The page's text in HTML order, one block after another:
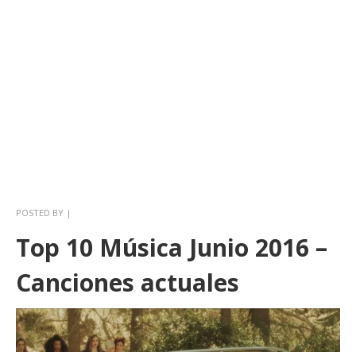
POSTED BY |
Top 10 Música Junio 2016 –
Canciones actuales